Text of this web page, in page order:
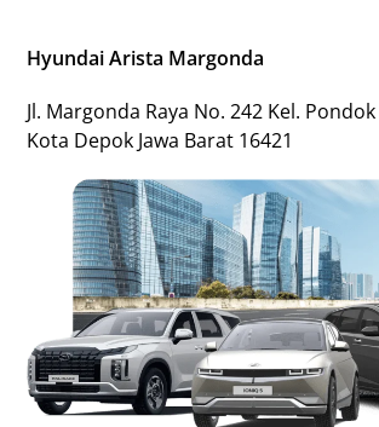
Hyundai Arista Margonda
Jl. Margonda Raya No. 242 Kel.
Kota Depok Jawa Barat 16421